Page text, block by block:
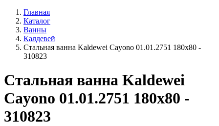
Главная
Каталог
Ванны
Калдевей
Стальная ванна Kaldewei Cayono 01.01.2751 180x80 -
310823
Стальная ванна Kaldewei
Cayono 01.01.2751 180x80 -
310823